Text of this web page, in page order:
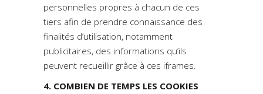
personnelles propres à chacun de ces
tiers afin de prendre connaissance des
finalités d’utilisation, notamment
publicitaires, des informations qu’ils
peuvent recueillir grâce à ces iframes.
4. COMBIEN DE TEMPS LES COOKIES